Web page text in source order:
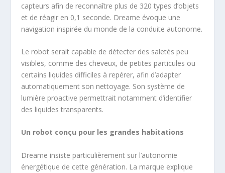
capteurs afin de reconnaître plus de 320 types d’objets
et de réagir en 0,1 seconde. Dreame évoque une
navigation inspirée du monde de la conduite autonome.
Le robot serait capable de détecter des saletés peu
visibles, comme des cheveux, de petites particules ou
certains liquides difficiles à repérer, afin d’adapter
automatiquement son nettoyage. Son système de
lumière proactive permettrait notamment d’identifier
des liquides transparents.
Un robot conçu pour les grandes habitations
Dreame insiste particulièrement sur l’autonomie
énergétique de cette génération. La marque explique